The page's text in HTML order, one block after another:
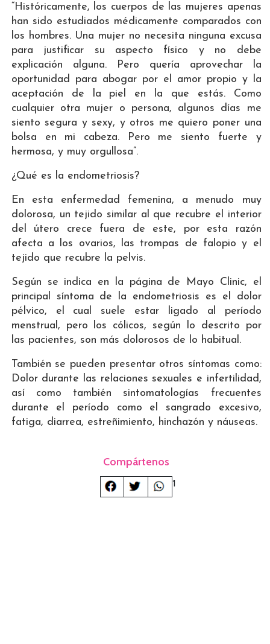
“Históricamente, los cuerpos de las mujeres apenas
han sido estudiados médicamente comparados con
los hombres. Una mujer no necesita ninguna excusa
para justificar su aspecto físico y no debe
explicación alguna. Pero quería aprovechar la
oportunidad para abogar por el amor propio y la
aceptación de la piel en la que estás. Como
cualquier otra mujer o persona, algunos días me
siento segura y sexy, y otros me quiero poner una
bolsa en mi cabeza. Pero me siento fuerte y
hermosa, y muy orgullosa”.
¿Qué es la endometriosis?
En esta enfermedad femenina, a menudo muy
dolorosa, un tejido similar al que recubre el interior
del útero crece fuera de este, por esta razón
afecta a los ovarios, las trompas de falopio y el
tejido que recubre la pelvis.
Según se indica en la página de Mayo Clinic, el
principal síntoma de la endometriosis es el dolor
pélvico, el cual suele estar ligado al período
menstrual, pero los cólicos, según lo descrito por
las pacientes, son más dolorosos de lo habitual.
También se pueden presentar otros síntomas como:
Dolor durante las relaciones sexuales e infertilidad,
así como también sintomatologías frecuentes
durante el período como el sangrado excesivo,
fatiga, diarrea, estreñimiento, hinchazón y náuseas.
Compártenos
1